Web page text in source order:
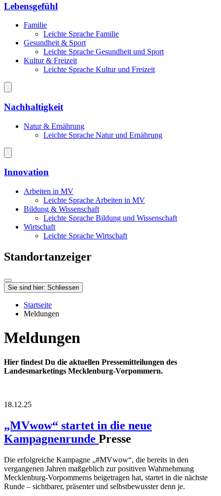
Lebensgefühl
Familie
Leichte Sprache Familie
Gesundheit & Sport
Leichte Sprache Gesundheit und Sport
Kultur & Freizeit
Leichte Sprache Kultur und Freizeit
Nachhaltigkeit
Natur & Ernährung
Leichte Sprache Natur und Ernährung
Innovation
Arbeiten in MV
Leichte Sprache Arbeiten in MV
Bildung & Wissenschaft
Leichte Sprache Bildung und Wissenschaft
Wirtschaft
Leichte Sprache Wirtschaft
Standortanzeiger
Sie sind hier: Schliessen
Startseite
Meldungen
Meldungen
Hier findest Du die aktuellen Pressemitteilungen des
Landesmarketings Mecklenburg-Vorpommern.
18.12.25
„MVwow“ startet in die neue
Kampagnenrunde Presse
Die erfolgreiche Kampagne „#MVwow“, die bereits in den
vergangenen Jahren maßgeblich zur positiven Wahrnehmung
Mecklenburg-Vorpommerns beigetragen hat, startet in die nächste
Runde – sichtbarer, präsenter und selbstbewusster denn je.